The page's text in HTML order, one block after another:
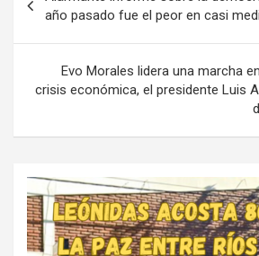
de
entradas
año pasado fue el peor en casi
Evo Morales lidera una marcha
crisis económica, el presidente Luis